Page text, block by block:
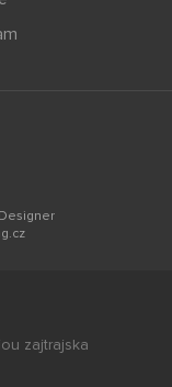
zajtrajska